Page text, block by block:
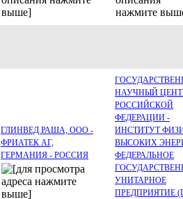
ГЛИНВЕД РАША, ООО -
ФРИАТЕК АГ,
ГЕРМАНИЯ - РОССИЯ
НАУЧНЫЙ
РОССИЙСКОЙ
ФЕДЕРАЦИИ -
ИНСТИТУТ
ВЫСОКИХ
ФЕДЕРАЛЬНОЕ
УНИТАРНОЕ
ПРЕДПРИЯТИЕ